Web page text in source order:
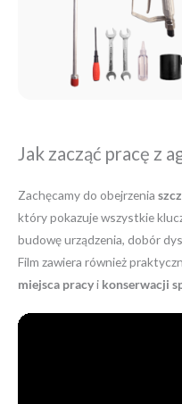
Jak zacząć pracę z
Zachęcamy do obejrzenia
który pokazuje wszystkie
budowę urządzenia, dobór
Film zawiera również
miejsca pracyi konserwacji